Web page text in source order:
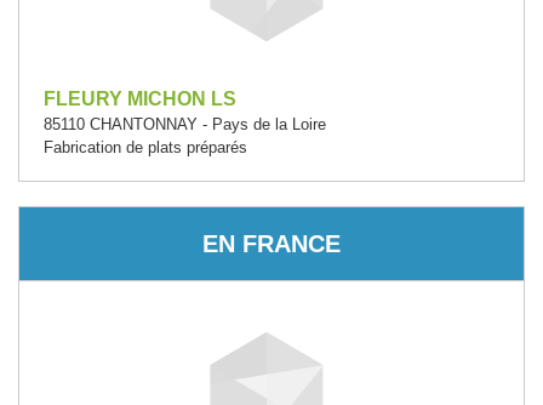
FLEURY MICHON LS
85110 CHANTONNAY - Pays de la Loire
Fabrication de plats préparés
EN FRANCE